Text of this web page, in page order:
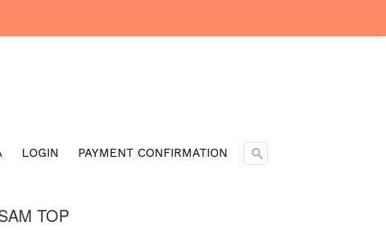
LOGIN PAYMENT CONFIRMATION
TOP